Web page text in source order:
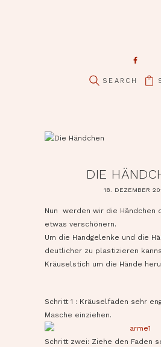
DIE
18. DEZEMBER
Nun werden wir die Händchen
etwas verschönern.
Um die Handgelenke und die
deutlicher zu plastizieren
Kräuselstich um die Hände
Schritt 1 : Kräuselfaden sehr
Masche einziehen.
Schritt zwei: Ziehe den Faden